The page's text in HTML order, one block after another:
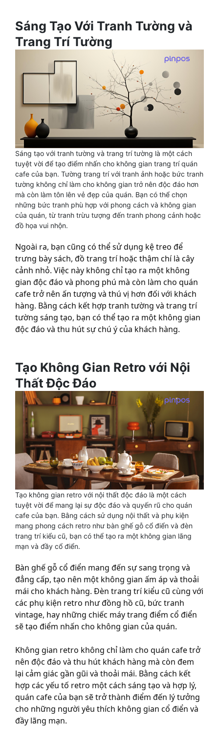
Sáng Tạo Với Tranh Tường và
Trang Trí Tường
Sáng tạo với tranh tường và trang trí tường là một cách
tuyệt vời để tạo điểm nhấn cho không gian trang trí quán
cafe của bạn. Tường trang trí với tranh ảnh hoặc bức tranh
tường không chỉ làm cho không gian trở nên độc đáo hơn
mà còn làm tôn lên vẻ đẹp của quán. Bạn có thể chọn
những bức tranh phù hợp với phong cách và không gian
của quán, từ tranh trừu tượng đến tranh phong cảnh hoặc
đồ họa vui nhộn.
Ngoài ra, bạn cũng có thể sử dụng kệ treo để
trưng bày sách, đồ trang trí hoặc thậm chí là cây
cảnh nhỏ. Việc này không chỉ tạo ra một không
gian độc đáo và phong phú mà còn làm cho quán
cafe trở nên ấn tượng và thú vị hơn đối với khách
hàng. Bằng cách kết hợp tranh tường và trang trí
tường sáng tạo, bạn có thể tạo ra một không gian
độc đáo và thu hút sự chú ý của khách hàng.
Tạo Không Gian Retro với Nội
Thất Độc Đáo
Tạo không gian retro với nội thất độc đáo là một cách
tuyệt vời để mang lại sự độc đáo và quyến rũ cho quán
cafe của bạn. Bằng cách sử dụng nội thất và phụ kiện
mang phong cách retro như bàn ghế gỗ cổ điển và đèn
trang trí kiểu cũ, bạn có thể tạo ra một không gian lãng
mạn và đầy cổ điển.
Bàn ghế gỗ cổ điển mang đến sự sang trọng và
đẳng cấp, tạo nên một không gian ấm áp và thoải
mái cho khách hàng. Đèn trang trí kiểu cũ cùng với
các phụ kiện retro như đồng hồ cũ, bức tranh
vintage, hay những chiếc máy trang điểm cổ điển
sẽ tạo điểm nhấn cho không gian của quán.
Không gian retro không chỉ làm cho quán cafe trở
nên độc đáo và thu hút khách hàng mà còn đem
lại cảm giác gần gũi và thoải mái. Bằng cách kết
hợp các yếu tố retro một cách sáng tạo và hợp lý,
quán cafe của bạn sẽ trở thành điểm đến lý tưởng
cho những người yêu thích không gian cổ điển và
đầy lãng mạn.